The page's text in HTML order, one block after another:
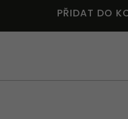
PŘIDAT DO